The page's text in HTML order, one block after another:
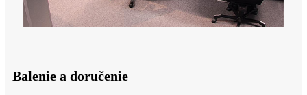
Balenie a doručenie